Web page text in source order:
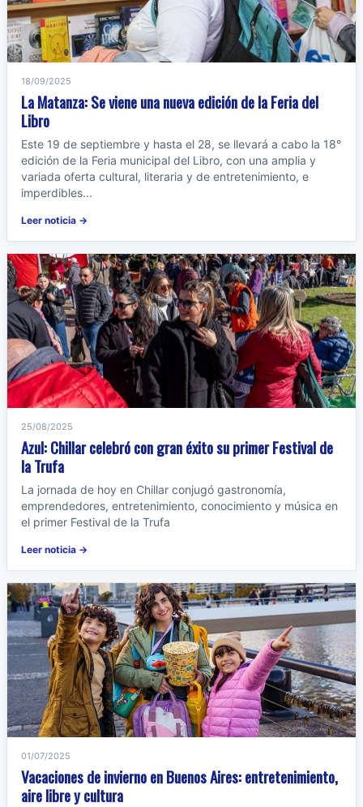
18/09/2025
La Matanza: Se viene una nueva edición de la Feria del
Libro
Este 19 de septiembre y hasta el 28, se llevará a cabo la 18°
edición de la Feria municipal del Libro, con una amplia y
variada oferta cultural, literaria y de entretenimiento, e
imperdibles...
Leer noticia →
25/08/2025
Azul: Chillar celebró con gran éxito su primer Festival de
la Trufa
La jornada de hoy en Chillar conjugó gastronomía,
emprendedores, entretenimiento, conocimiento y música en
el primer Festival de la Trufa
Leer noticia →
01/07/2025
Vacaciones de invierno en Buenos Aires: entretenimiento,
aire libre y cultura